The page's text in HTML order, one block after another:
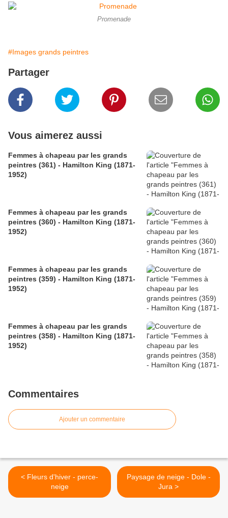
Promenade
#Images grands peintres
Partager
Vous aimerez aussi
Femmes à chapeau par les grands
peintres (361) - Hamilton King (1871-
1952)
Femmes à chapeau par les grands
peintres (360) - Hamilton King (1871-
1952)
Femmes à chapeau par les grands
peintres (359) - Hamilton King (1871-
1952)
Femmes à chapeau par les grands
peintres (358) - Hamilton King (1871-
1952)
Commentaires
Ajouter un commentaire
< Fleurs d'hiver - perce-
neige
Paysage de neige - Dole -
Jura >